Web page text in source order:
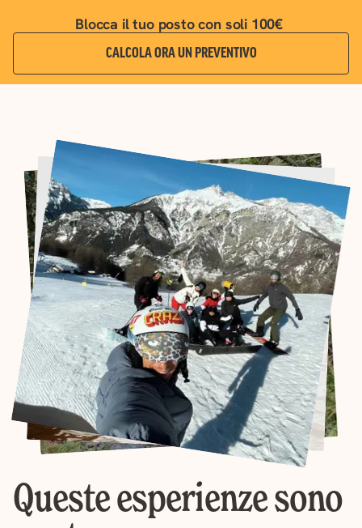
Blocca il tuo posto con soli 100€
CALCOLA ORA UN PREVENTIVO
Queste esperienze sono